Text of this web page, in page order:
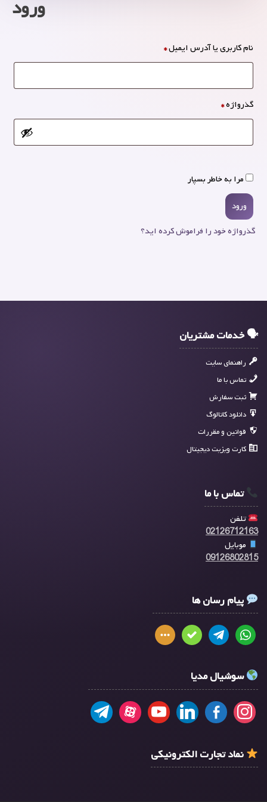
ورود
نام کاربری یا آدرس ایمیل*
گذرواژه*
مرا به خاطر بسپار
ورود
گذرواژه خود را فراموش کرده اید؟
🗣 خدمات مشتریان
راهنمای سایت
تماس با ما
ثبت سفارش
دانلود کاتالوگ
قوانین و مقررات
کارت ویزیت دیجیتال
تماس با ما
تلفن
02126712163
موبایل
09126802815
پیام رسان ها
سوشیال مدیا
نماد تجارت الکترونیکی